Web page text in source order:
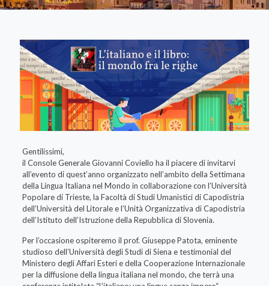
Gentilissimi,
il Console Generale Giovanni Coviello ha il piacere di invitarvi
all’evento di quest’anno organizzato nell’ambito della Settimana
della Lingua Italiana nel Mondo in collaborazione con l’Università
Popolare di Trieste, la Facoltà di Studi Umanistici di Capodistria
dell’Università del Litorale e l’Unità Organizzativa di Capodistria
dell’Istituto dell’Istruzione della Repubblica di Slovenia.
Per l’occasione ospiteremo il prof. Giuseppe Patota, eminente
studioso dell’Università degli Studi di Siena e testimonial del
Ministero degli Affari Esteri e della Cooperazione Internazionale
per la diffusione della lingua italiana nel mondo, che terrà una